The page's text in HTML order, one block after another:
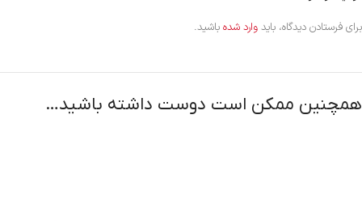
برای فرستادن دیدگاه، باید وارد شده باشید.
همچنین ممکن است دوست داشته باشید…